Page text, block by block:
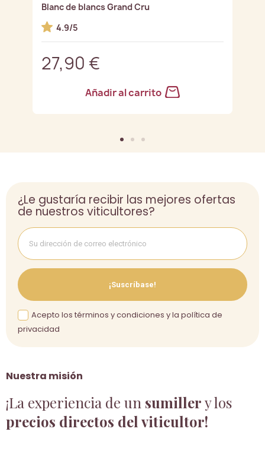
Blanc de blancs Grand Cru
4.9/5
27,90 €
Añadir al carrito
Nuestra misión
¡La experiencia de un sumillery los
precios directos del viticultor!
¿Le gustaría recibir las mejores ofertas
de nuestros viticultores?
¡Suscríbase!
Acepto los términos y condiciones y la política de
privacidad